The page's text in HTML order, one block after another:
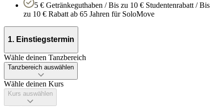
5 € Getränkeguthaben / Bis zu 10 € Studentenrabatt / Bis
zu 10 € Rabatt ab 65 Jahren für SoloMove
1. Einstiegstermin
Wähle deinen Tanzbereich
Tanzbereich auswählen
Wähle deinen Kurs
Kurs auswählen